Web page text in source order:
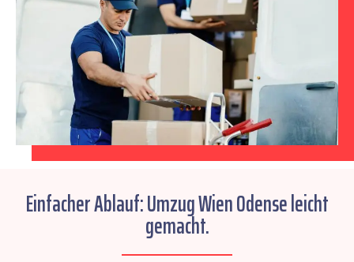
Einfacher Ablauf: Umzug Wien Odense leicht
gemacht.